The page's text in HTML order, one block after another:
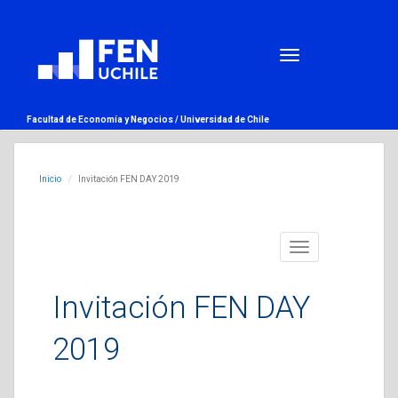
Facultad de Economía y Negocios /Universidad de Chile
Inicio Invitación FEN DAY 2019
Toggle
Invitación FEN DAY
2019